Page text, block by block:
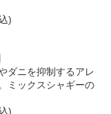
)
ダニを抑制するアレ
。ミックスシャギーの
)